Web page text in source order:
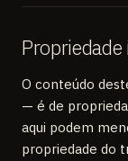
O conteúdo
— é de
aqui podem
propriedade do